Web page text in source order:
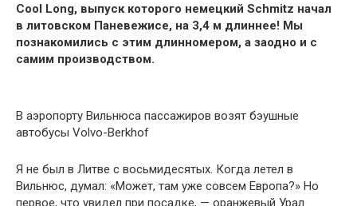
Cool Long, выпуск которого немецкий Schmitz начал
в литовском Паневежисе, на 3,4 м длиннее! Мы
познакомились с этим длинномером, а заодно и с
самим производством.
В аэропорту Вильнюса пассажиров возят бэушные
автобусы Volvo-Berkhof
Я не был в Литве с восьмидесятых. Когда летел в
Вильнюс, думал: «Может, там уже совсем Европа?» Но
первое, что увидел при посадке, — оранжевый Урал